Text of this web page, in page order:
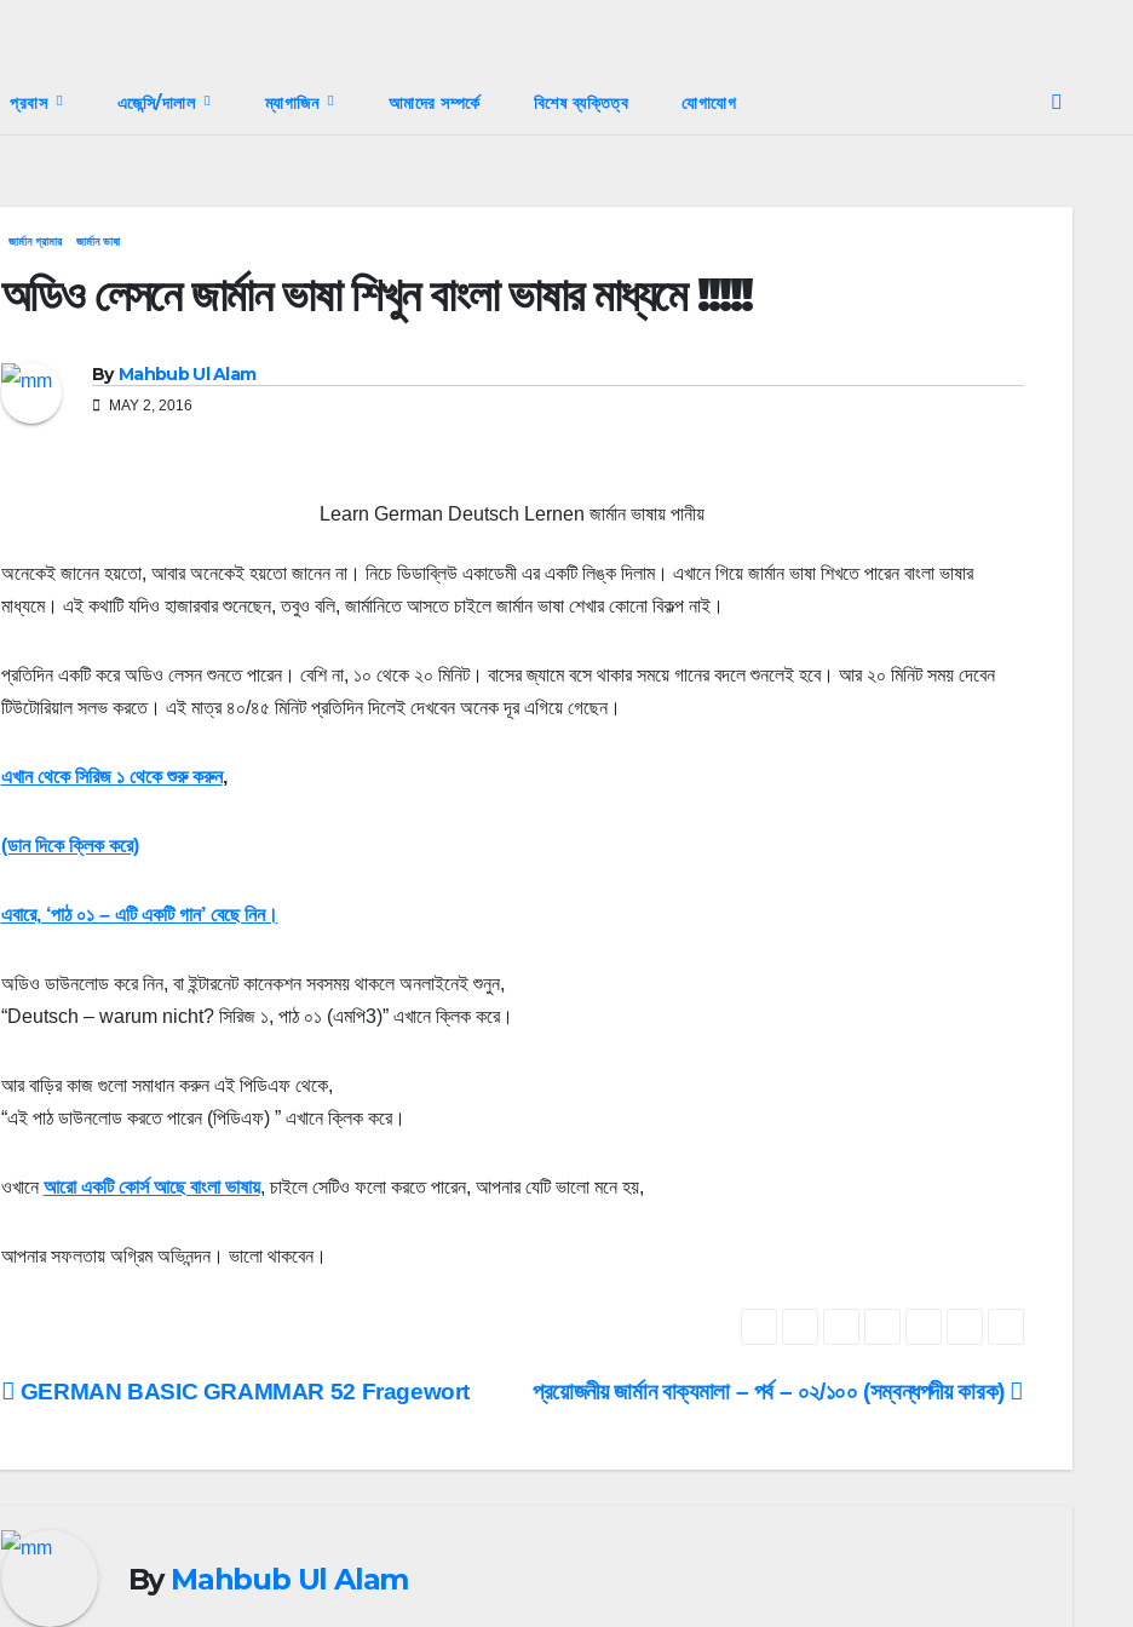
প্রবাস এজেন্সি/দালাল ম্যাগাজিন আমাদের সম্পর্কে বিশেষ ব্যক্তিত্ব যোগাযোগ
জার্মান গ্রামার জার্মান ভাষা
অডিও লেসনে জার্মান ভাষা শিখুন বাংলা ভাষার মাধ্যমে !!!!!
By Mahbub Ul Alam
MAY 2, 2016
Learn German Deutsch Lernen জার্মান ভাষায় পানীয়
অনেকেই জানেন হয়তো, আবার অনেকেই হয়তো জানেন না। নিচে ডিডাব্লিউ একাডেমী এর একটি লিঙ্ক দিলাম। এখানে গিয়ে জার্মান ভাষা শিখতে পারেন বাংলা ভাষার
মাধ্যমে। এই কথাটি যদিও হাজারবার শুনেছেন, তবুও বলি, জার্মানিতে আসতে চাইলে জার্মান ভাষা শেখার কোনো বিকল্প নাই।
প্রতিদিন একটি করে অডিও লেসন শুনতে পারেন। বেশি না, ১০ থেকে ২০ মিনিট। বাসের জ্যামে বসে থাকার সময়ে গানের বদলে শুনলেই হবে। আর ২০ মিনিট সময় দেবেন
টিউটোরিয়াল সলভ করতে। এই মাত্র ৪০/৪৫ মিনিট প্রতিদিন দিলেই দেখবেন অনেক দূর এগিয়ে গেছেন।
এখান থেকে সিরিজ ১ থেকে শুরু করুন,
(ডান দিকে ক্লিক করে)
এবারে, ‘পাঠ ০১ – এটি একটি গান’ বেছে নিন।
অডিও ডাউনলোড করে নিন, বা ইন্টারনেট কানেকশন সবসময় থাকলে অনলাইনেই শুনুন,
“Deutsch – warum nicht? সিরিজ ১, পাঠ ০১ (এমপি3)” এখানে ক্লিক করে।
আর বাড়ির কাজ গুলো সমাধান করুন এই পিডিএফ থেকে,
“এই পাঠ ডাউনলোড করতে পারেন (পিডিএফ) ” এখানে ক্লিক করে।
ওখানে আরো একটি কোর্স আছে বাংলা ভাষায়, চাইলে সেটিও ফলো করতে পারেন, আপনার যেটি ভালো মনে হয়,
আপনার সফলতায় অগ্রিম অভিনন্দন। ভালো থাকবেন।
Post
প্রয়োজনীয় জার্মান বাক্যমালা – পর্ব – ০২/১০০ (সম্বন্ধপদীয় কারক)
GERMAN BASIC GRAMMAR 52 Fragewort
By Mahbub Ul Alam